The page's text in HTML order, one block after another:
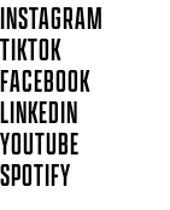
INSTAGRAM
TIKTOK
FACEBOOK
LINKEDIN
YOUTUBE
SPOTIFY